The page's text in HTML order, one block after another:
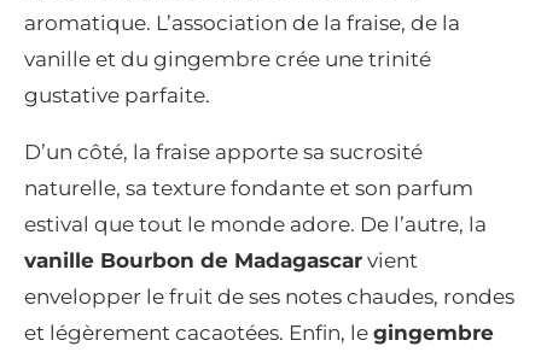
aromatique. L’association de la fraise, de la
vanille et du gingembre crée une trinité
gustative parfaite.
D’un côté, la fraise apporte sa sucrosité
naturelle, sa texture fondante et son parfum
estival que tout le monde adore. De l’autre, la
vanille Bourbon de Madagascar vient
envelopper le fruit de ses notes chaudes, rondes
et légèrement cacaotées. Enfin, le gingembre